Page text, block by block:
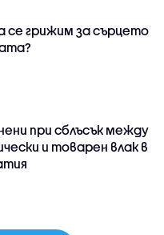
се грижим за сърцето
при сблъсък между
и товарен влак в